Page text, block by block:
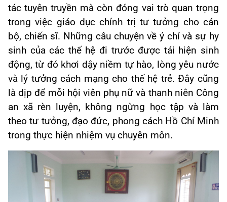
tác tuyên truyền mà còn đóng vai trò quan trọng
trong việc giáo dục chính trị tư tưởng cho cán
bộ, chiến sĩ. Những câu chuyện về ý chí và sự hy
sinh của các thế hệ đi trước được tái hiện sinh
động, từ đó khơi dậy niềm tự hào, lòng yêu nước
và lý tưởng cách mạng cho thế hệ trẻ. Đây cũng
là dịp để mỗi hội viên phụ nữ và thanh niên Công
an xã rèn luyện, không ngừng học tập và làm
theo tư tưởng, đạo đức, phong cách Hồ Chí Minh
trong thực hiện nhiệm vụ chuyên môn.